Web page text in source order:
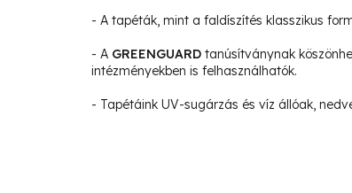
- A tapéták, mint a faldíszítés klasszikus
- A GREENGUARD tanúsítványnak
intézményekben is felhasználhatók.
- Tapétáink UV-sugárzás és víz állóak,